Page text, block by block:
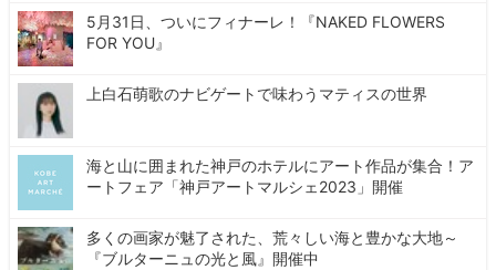
5月31日、ついにフィナーレ！『NAKED FLOWERS
FOR YOU』
上白石萌歌のナビゲートで味わうマティスの世界
海と山に囲まれた神戸のホテルにアート作品が集合！ア
ートフェア「神戸アートマルシェ2023」開催
多くの画家が魅了された、荒々しい海と豊かな大地～
『ブルターニュの光と風』開催中